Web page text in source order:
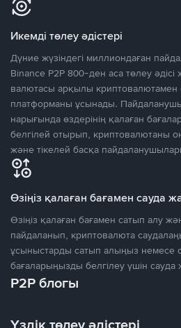
Икемді төлеу әдістері
Дүние жүзіндегі миллиондаған
Binance P2P 800-ден аса төлеу
валютасы арқылы криптовалютамен
платформаны ұсынады.
нарығында өздерінің қалаған
белгілей отырып, криптовалютаны
және тікелей басқа
Өзіңіз қалаған бағамен сауда
Өзіңіз қалаған бағамен сатып алу
пайдаланып, криптовалюта
ұсыныстарды сатып алыңыз немесе
бағаларыңызды белгілеу үшін
P2P блогы